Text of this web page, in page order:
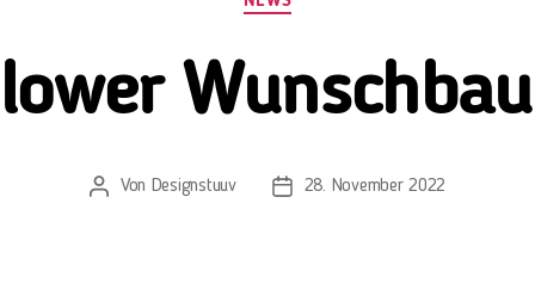
Von Designstuuv 28. November 2022